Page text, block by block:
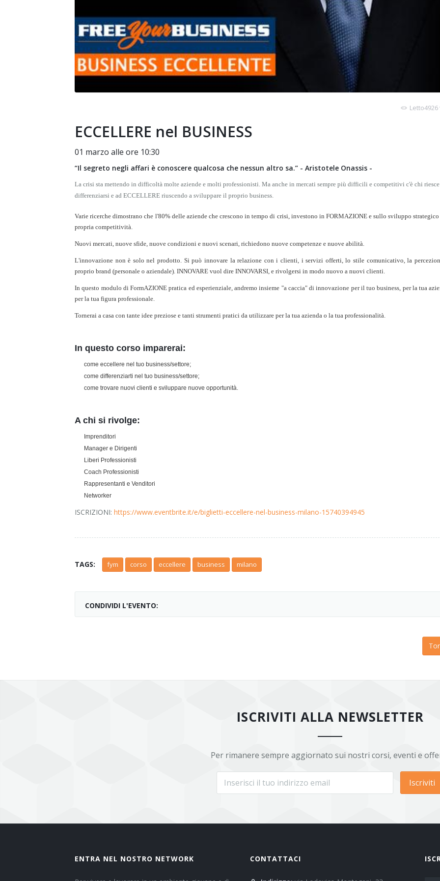
ECCELLERE nel BUSINESS
01 marzo alle ore 10:30
“Il segreto negli affari è conoscere qualcosa che nessun altro sa.” - Aristotele Onassis -
La crisi sta mettendo in difficoltà molte aziende e molti professionisti. Ma anche in mercati sempre più difficili e competitivi c'è chi riesce
differenziarsi e ad ECCELLERE riuscendo a sviluppare il proprio business.
Varie ricerche dimostrano che l'80% delle aziende che crescono in tempo di crisi, investono in FORMAZIONE e sullo sviluppo
propria competitività.
Nuovi mercati, nuove sfide, nuove condizioni e nuovi scenari, richiedono nuove competenze e nuove abilità.
L'innovazione non è solo nel prodotto. Si può innovare la relazione con i clienti, i servizi offerti, lo stile comunicativo, la
proprio brand (personale o aziendale). INNOVARE vuol dire INNOVARSI, e rivolgersi in modo nuovo a nuovi clienti.
In questo modulo di FormAZIONE pratica ed esperienziale, andremo insieme "a caccia" di innovazione per il tuo business, per la tua
per la tua figura professionale.
Tornerai a casa con tante idee preziose e tanti strumenti pratici da utilizzare per la tua azienda o la tua professionalità.
In questo corso imparerai:
come eccellere nel tuo business/settore;
come differenziarti nel tuo business/settore;
come trovare nuovi clienti e sviluppare nuove opportunità.
A chi si rivolge:
Imprenditori
Manager e Dirigenti
Liberi Professionisti
Coach Professionisti
Rappresentanti e Venditori
Networker
ISCRIZIONI: https://www.eventbrite.it/e/biglietti-eccellere-nel-business-milano-15740394945
TAGS: fym corso eccellere business milano
CONDIVIDI L'EVENTO:
ISCRIVITI ALLA NEWSLETTER
Per rimanere sempre aggiornato sui nostri corsi, eventi e
Iscriviti
ENTRA NEL NOSTRO NETWORK CONTATTACI